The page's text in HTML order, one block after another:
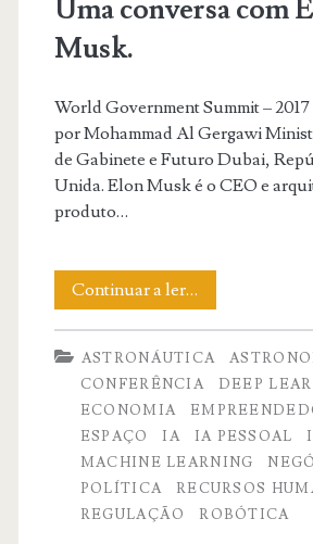
Brasil;
plenário
deve
na
terça.
Uma conversa com
Musk.
World Government Summit –
por Mohammad Al Gergawi
de Gabinete e Futuro Dubai,
Unida. Elon Musk é o CEO e
produto…
Continuar a ler…
conversa
com
Elon
Musk.
ASTRONÁUTICA
CONFERÊNCIA
DEEP
ECONOMIA
ESPAÇO
IA IA PESSOAL
MACHINE LEARNING
POLÍTICA
RECURSOS
REGULAÇÃO
ROBÓTICA